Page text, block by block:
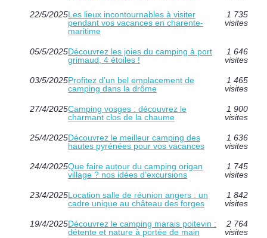
22/5/2025Les lieux incontournables à visiter
pendant vos vacances en charente-
maritime
1 735
visites
05/5/2025Découvrez les joies du camping à port
grimaud, 4 étoiles !
1 646
visites
03/5/2025Profitez d’un bel emplacement de
camping dans la drôme
1 465
visites
27/4/2025Camping vosges : découvrez le
charmant clos de la chaume
1 900
visites
25/4/2025Découvrez le meilleur camping des
hautes pyrénées pour vos vacances
1 636
visites
24/4/2025Que faire autour du camping origan
village ? nos idées d’excursions
1 745
visites
23/4/2025Location salle de réunion angers : un
cadre unique au château des forges
1 842
visites
19/4/2025Découvrez le camping marais poitevin :
détente et nature à portée de main
2 764
visites